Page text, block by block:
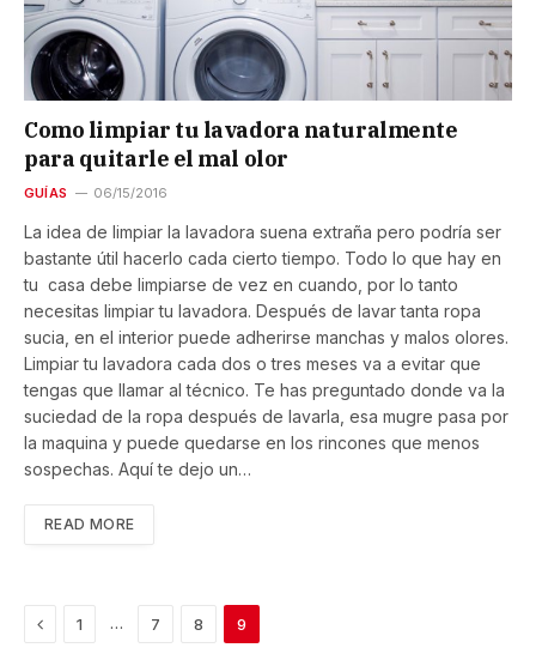
Como limpiar tu lavadora naturalmente
para quitarle el mal olor
GUÍAS 06/15/2016
La idea de limpiar la lavadora suena extraña pero podría ser
bastante útil hacerlo cada cierto tiempo. Todo lo que hay en
tu casa debe limpiarse de vez en cuando, por lo tanto
necesitas limpiar tu lavadora. Después de lavar tanta ropa
sucia, en el interior puede adherirse manchas y malos olores.
Limpiar tu lavadora cada dos o tres meses va a evitar que
tengas que llamar al técnico. Te has preguntado donde va la
suciedad de la ropa después de lavarla, esa mugre pasa por
la maquina y puede quedarse en los rincones que menos
sospechas. Aquí te dejo un…
READ MORE
Previous
1 … 7 8 9